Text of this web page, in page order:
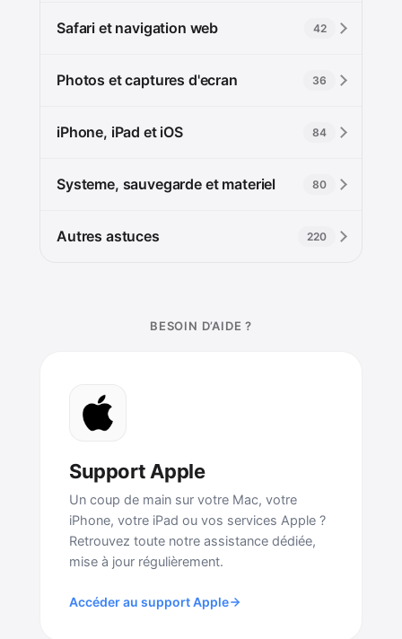
Safari et navigation web 42
Photos et captures d'ecran 36
iPhone, iPad et iOS 84
Systeme, sauvegarde et materiel 80
Autres astuces 220
BESOIN D’AIDE ?
Support Apple
Un coup de main sur votre Mac, votre
iPhone, votre iPad ou vos services Apple ?
Retrouvez toute notre assistance dédiée,
mise à jour régulièrement.
Accéder au support Apple